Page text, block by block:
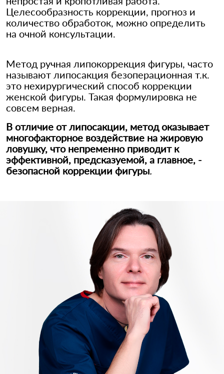
Целесообразность коррекции, прогноз и
количество обработок, можно определить
на очной консультации.
Метод ручная липокоррекция фигуры, часто
называют липосакция безоперационная т.к.
это нехирургический способ коррекции
женской фигуры. Такая формулировка не
совсем верная.
В отличие от липосакции, метод оказывает
многофакторное воздействие на жировую
ловушку, что непременно приводит к
эффективной, предсказуемой, а главное, -
безопасной коррекции фигуры.